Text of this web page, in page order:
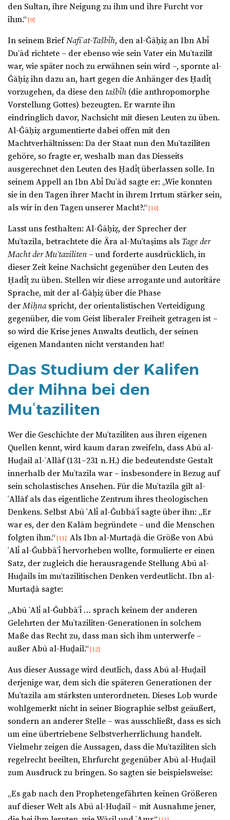
den Sultan, ihre Neigung zu ihm und ihre Furcht vor
ihm.“ [9]
In seinem BriefNafī at-Tašbīh, den al-Ǧāḥiẓ an Ibn Abī
Duʾād richtete – der ebenso wie sein Vater ein Muʿtazilit
war, wie später noch zu erwähnen sein wird –, spornte al-
Ǧāḥiẓ ihn dazu an, hart gegen die Anhänger des Ḥadīṯ
vorzugehen, da diese den tašbīh (die anthropomorphe
Vorstellung Gottes) bezeugten. Er warnte ihn
eindringlich davor, Nachsicht mit diesen Leuten zu üben.
Al-Ǧāḥiẓ argumentierte dabei offen mit den
Machtverhältnissen: Da der Staat nun den Muʿtaziliten
gehöre, so fragte er, weshalb man das Diesseits
ausgerechnet den Leuten des Ḥadīṯ überlassen solle. In
seinem Appell an Ibn Abī Duʾād sagte er: „Wie konnten
sie in den Tagen ihrer Macht in ihrem Irrtum stärker sein,
als wir in den Tagen unserer Macht?.“ [10]
Lasst uns festhalten: Al-Ǧāḥiẓ, der Sprecher der
Muʿtazila, betrachtete die Ära al-Muʿtaṣims als Tage der
Macht der Muʿtaziliten – und forderte ausdrücklich, in
dieser Zeit keine Nachsicht gegenüber den Leuten des
Ḥadīṯ zu üben. Stellen wir diese arrogante und autoritäre
Sprache, mit der al-Ǧāḥiẓ über die Phase
der Miḥnaspricht, der orientalistischen Verteidigung
gegenüber, die vom Geist liberaler Freiheit getragen ist –
so wird die Krise jenes Anwalts deutlich, der seinen
eigenen Mandanten nicht verstanden hat!
Das Studium der Kalifen
der Mihna bei den
Muʿtaziliten
Wer die Geschichte der Muʿtaziliten aus ihren eigenen
Quellen kennt, wird kaum daran zweifeln, dass Abū al-
Huḏail al-ʿAllāf (131–231 n. H.) die bedeutendste Gestalt
innerhalb der Muʿtazila war – insbesondere in Bezug auf
sein scholastisches Ansehen. Für die Muʿtazila gilt al-
ʿAllāf als das eigentliche Zentrum ihres theologischen
Denkens. Selbst Abū ʿAlī al-Ǧubbāʾī sagte über ihn: „Er
war es, der den Kalām begründete – und die Menschen
folgten ihm.“ [11] Als Ibn al-Murtaḍā die Größe von Abū
ʿAlī al-Ǧubbāʾī hervorheben wollte, formulierte er einen
Satz, der zugleich die herausragende Stellung Abū al-
Huḏails im muʿtazilitischen Denken verdeutlicht. Ibn al-
Murtaḍā sagte:
„Abū ʿAlī al-Ǧubbāʾī … sprach keinem der anderen
Gelehrten der Muʿtaziliten-Generationen in solchem
Maße das Recht zu, dass man sich ihm unterwerfe –
außer Abū al-Huḏail.“ [12]
Aus dieser Aussage wird deutlich, dass Abū al-Huḏail
derjenige war, dem sich die späteren Generationen der
Muʿtazila am stärksten unterordneten. Dieses Lob wurde
wohlgemerkt nicht in seiner Biographie selbst geäußert,
sondern an anderer Stelle – was ausschließt, dass es sich
um eine übertriebene Selbstverherrlichung handelt.
Vielmehr zeigen die Aussagen, dass die Muʿtaziliten sich
regelrecht beeilten, Ehrfurcht gegenüber Abū al-Huḏail
zum Ausdruck zu bringen. So sagten sie beispielsweise:
„Es gab nach den Prophetengefährten keinen Größeren
auf dieser Welt als Abū al-Huḏail – mit Ausnahme jener,